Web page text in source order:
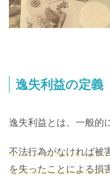
逸失利益の定義
逸失利益とは、一般的
不法行為がなければ被
を失ったことによる損